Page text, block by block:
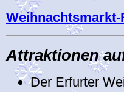
Weihnachtsmarkt-
Attraktionen
Der Erfurter